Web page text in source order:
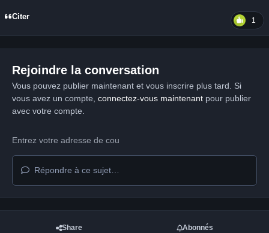
Citer 1
Rejoindre la conversation
Vous pouvez publier maintenant et vous inscrire plus tard. Si
vous avez un compte, connectez-vous maintenantpour publier
avec votre compte.
Répondre à ce sujet…
Share Abonnés